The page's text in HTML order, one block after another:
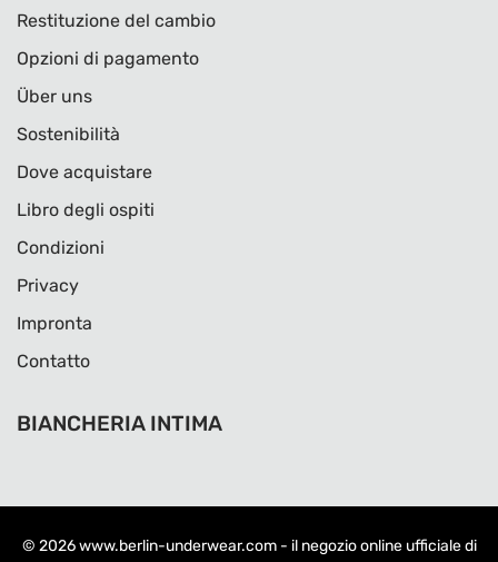
Restituzione del cambio
Opzioni di pagamento
Über uns
Sostenibilità
Dove acquistare
Libro degli ospiti
Condizioni
Privacy
Impronta
Contatto
BIANCHERIA INTIMA
© 2026 www.berlin-underwear.com - il negozio online ufficiale di